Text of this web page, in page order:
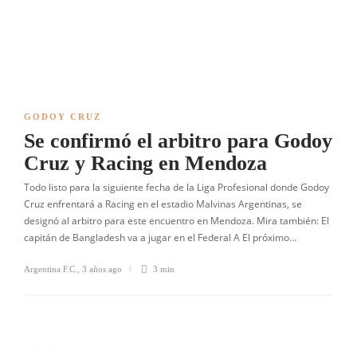
GODOY CRUZ
Se confirmó el arbitro para Godoy
Cruz y Racing en Mendoza
Todo listo para la siguiente fecha de la Liga Profesional donde Godoy
Cruz enfrentará a Racing en el estadio Malvinas Argentinas, se
designó al arbitro para este encuentro en Mendoza. Mira también: El
capitán de Bangladesh va a jugar en el Federal A El próximo…
Argentina F.C. 3 años ago 3 min